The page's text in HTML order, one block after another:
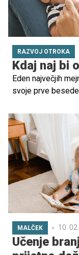
RAZVOJ OTROKA
Kdaj naj bi
Eden največjih
svoje prve
rojstvom.
kako lahko
izražati.
MALČEK 10.
Učenje